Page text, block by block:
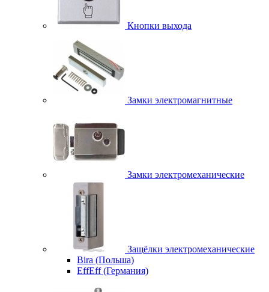
Кнопки выхода
Замки электромагнитные
Замки электромеханические
Защёлки электромеханические
Bira (Польша)
EffEff (Германия)